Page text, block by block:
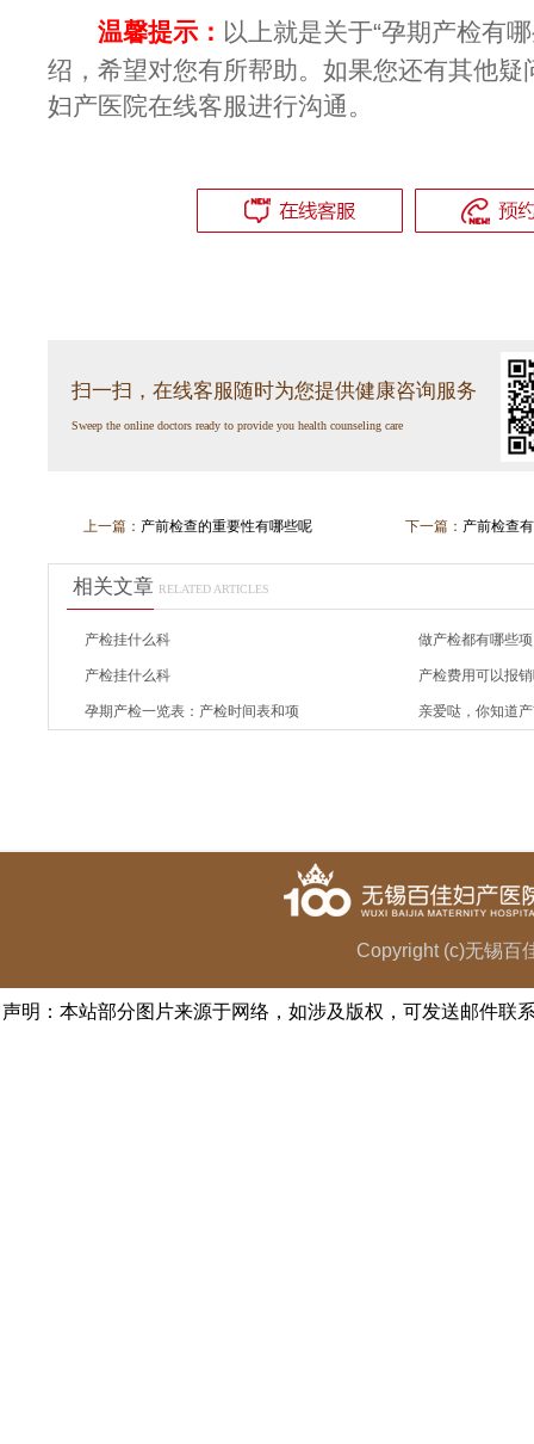
温馨提示： 以上就是关于“孕期产检有
绍，希望对您有所帮助。如果您还有其他疑
妇产医院在线客服进行沟通。
扫一扫，在线客服随时为您提供健康咨询服务
Sweep the online doctors ready to provide you health counseling care
上一篇： 产前检查的重要性有哪些呢 下一篇： 产前检查
相关文章 RELATED ARTICLES
产检挂什么科 做产检都有哪些
产检挂什么科 产检费用可以报
孕期产检一览表：产检时间表和项 亲爱哒，你知道
Copyright (c)无锡百
声明：本站部分图片来源于网络，如涉及版权，可发送邮件联